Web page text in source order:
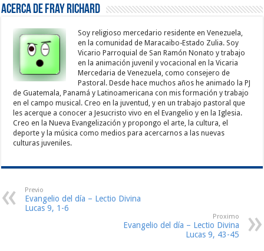
Acerca de Fray Richard
Soy religioso mercedario residente en Venezuela,
en la comunidad de Maracaibo-Estado Zulia. Soy
Vicario Parroquial de San Ramón Nonato y trabajo
en la animación juvenil y vocacional en la Vicaria
Mercedaria de Venezuela, como consejero de
Pastoral. Desde hace muchos años he animado la PJ
de Guatemala, Panamá y Latinoamericana con mis formación y trabajo
en el campo musical. Creo en la juventud, y en un trabajo pastoral que
les acerque a conocer a Jesucristo vivo en el Evangelio y en la Iglesia.
Creo en la Nueva Evangelización y propongo el arte, la cultura, el
deporte y la música como medios para acercarnos a las nuevas
culturas juveniles.
Previo
Evangelio del día – Lectio Divina
Lucas 9, 1-6
Proximo
Evangelio del día – Lectio Divina
Lucas 9, 43-45